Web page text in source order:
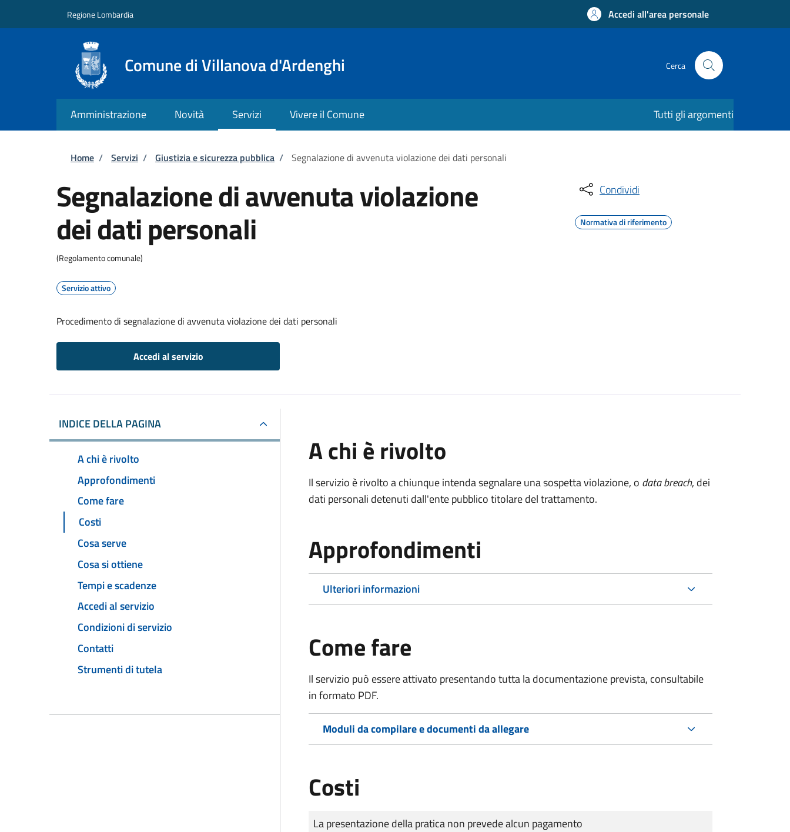
Regione Lombardia Accedi all'area personale
Comune di Villanova d'Ardenghi Cerca
Amministrazione Novità Servizi Vivere il Comune Tutti gli argomenti
Briciole di pane
Home / Servizi / Giustizia e sicurezza pubblica / Segnalazione di avvenuta violazione dei dati personali
Segnalazione di avvenuta violazione
dei dati personali
(Regolamento comunale)
Servizio attivo
Procedimento di segnalazione di avvenuta violazione dei dati personali
Accedi al servizio
Condividi
Normativa di riferimento
INDICE DELLA PAGINA
A chi è rivolto
Approfondimenti
Come fare
Costi
Cosa serve
Cosa si ottiene
Tempi e scadenze
Accedi al servizio
Condizioni di servizio
Contatti
Strumenti di tutela
A chi è rivolto
Il servizio è rivolto a chiunque intenda segnalare una sospetta violazione, o data breach, dei
dati personali detenuti dall'ente pubblico titolare del trattamento.
Approfondimenti
Ulteriori informazioni
Come fare
Il servizio può essere attivato presentando tutta la documentazione prevista, consultabile
in formato PDF.
Moduli da compilare e documenti da allegare
Costi
Tipo di pagamento
Importo
La presentazione della pratica non prevede alcun pagamento